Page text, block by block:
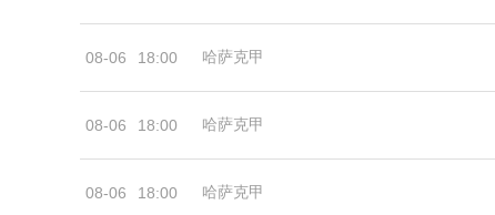
08-06 18:00 哈萨克甲
08-06 18:00 哈萨克甲
08-06 18:00 哈萨克甲